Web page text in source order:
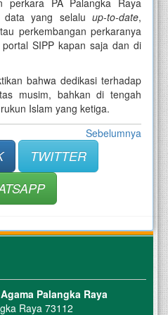
perkara PA Palangka Raya
data yang selalu up-to-date,
perkembangan perkaranya
SIPP kapan saja dan di
bahwa dedikasi terhadap
musim, bahkan di tengah
Islam yang ketiga.
Sebelumnya
TWITTER
Palangka Raya
Raya 73112